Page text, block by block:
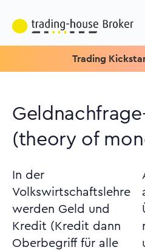
Trading Kickstart:
(theory of
In der
Volkswirtschaftslehre
werden Geld und
Kredit (Kredit dann
Oberbegriff für alle
Angebotsüberhang
an Titeln (also einer
Überschussnachfrage
nach Kredit) und
umgekehrt. Siehe